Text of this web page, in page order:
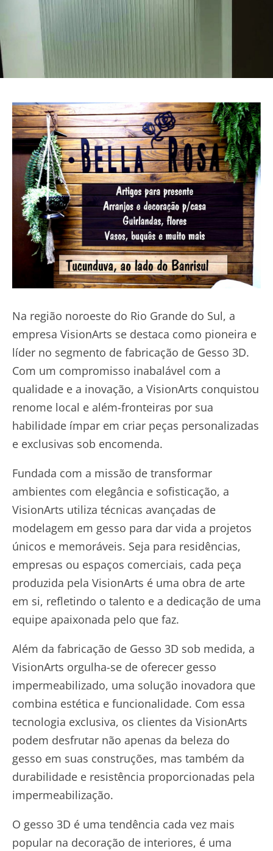
Na região noroeste do Rio Grande do Sul, a
empresa VisionArts se destaca como pioneira e
líder no segmento de fabricação de Gesso 3D.
Com um compromisso inabalável com a
qualidade e a inovação, a VisionArts conquistou
renome local e além-fronteiras por sua
habilidade ímpar em criar peças personalizadas
e exclusivas sob encomenda.
Fundada com a missão de transformar
ambientes com elegância e sofisticação, a
VisionArts utiliza técnicas avançadas de
modelagem em gesso para dar vida a projetos
únicos e memoráveis. Seja para residências,
empresas ou espaços comerciais, cada peça
produzida pela VisionArts é uma obra de arte
em si, refletindo o talento e a dedicação de uma
equipe apaixonada pelo que faz.
Além da fabricação de Gesso 3D sob medida, a
VisionArts orgulha-se de oferecer gesso
impermeabilizado, uma solução inovadora que
combina estética e funcionalidade. Com essa
tecnologia exclusiva, os clientes da VisionArts
podem desfrutar não apenas da beleza do
gesso em suas construções, mas também da
durabilidade e resistência proporcionadas pela
impermeabilização.
O gesso 3D é uma tendência cada vez mais
popular na decoração de interiores, é uma